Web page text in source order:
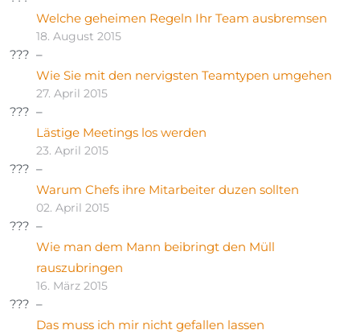
Welche geheimen Regeln Ihr Team ausbremsen
18. August 2015
Wie Sie mit den nervigsten Teamtypen umgehen
27. April 2015
Lästige Meetings los werden
23. April 2015
Warum Chefs ihre Mitarbeiter duzen sollten
02. April 2015
Wie man dem Mann beibringt den Müll
rauszubringen
16. März 2015
Das muss ich mir nicht gefallen lassen